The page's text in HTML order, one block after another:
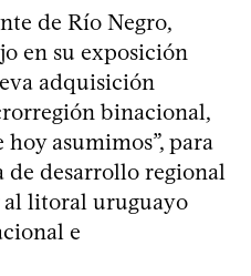
de Río Negro,
en su exposición
adquisición
binacional,
asumimos”, para
de desarrollo regional
al litoral uruguayo
e